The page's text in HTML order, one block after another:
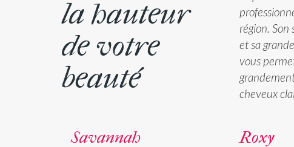
la hauteur
de votre
beauté
région.
et sa
vous
cheveux
Savannah Roxy